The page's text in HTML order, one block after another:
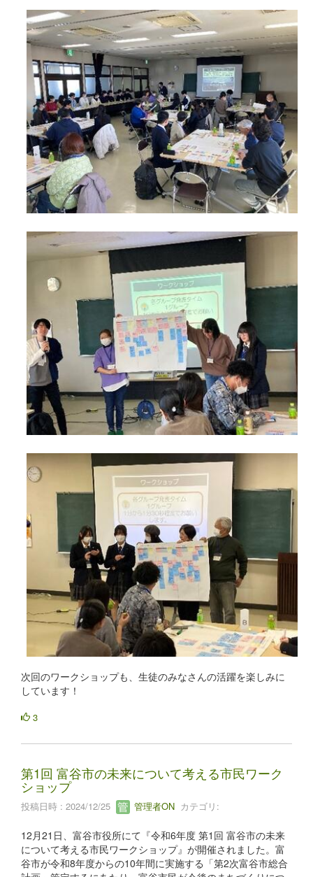
次回のワークショップも、生徒のみなさんの活躍を楽しみに
しています！
3
第1回 富谷市の未来について考える市民ワーク
ショップ
投稿日時 : 2024/12/25 管理者ON カテゴリ:
12月21日、富谷市役所にて『令和6年度 第1回 富谷市の未来
について考える市民ワークショップ』が開催されました。富
谷市が令和8年度からの10年間に実施する「第2次富谷市総合